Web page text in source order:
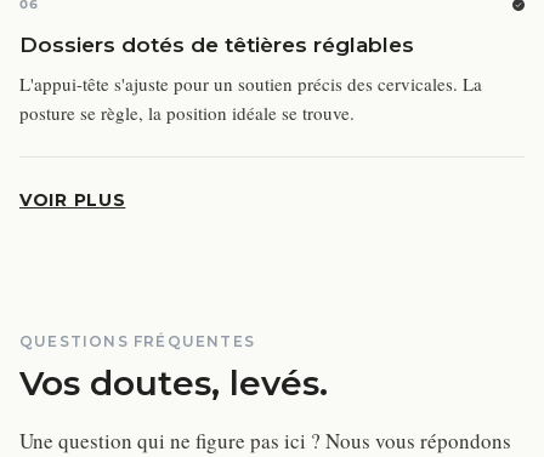
06
Dossiers dotés de têtières réglables
L'appui-tête s'ajuste pour un soutien précis des cervicales. La
posture se règle, la position idéale se trouve.
VOIR PLUS
QUESTIONS FRÉQUENTES
Vos doutes, levés.
Une question qui ne figure pas ici ? Nous vous répondons